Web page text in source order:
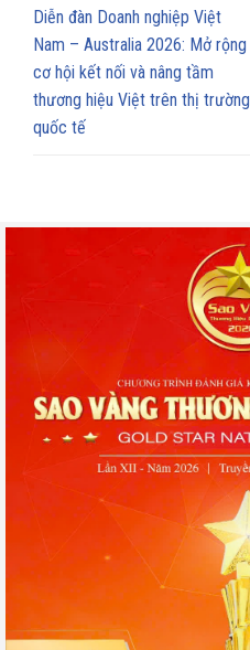
Diễn đàn Doanh nghiệp Việt
Nam – Australia 2026: Mở rộng
cơ hội kết nối và nâng tầm
thương hiệu Việt trên thị trường
quốc tế